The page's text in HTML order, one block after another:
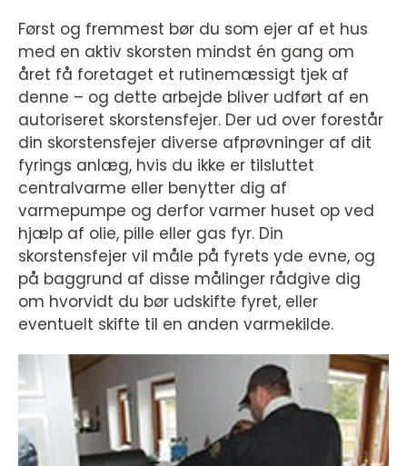
Først og fremmest bør du som ejer af et hus
med en aktiv skorsten mindst én gang om
året få foretaget et rutinemæssigt tjek af
denne – og dette arbejde bliver udført af en
autoriseret skorstensfejer. Der ud over forestår
din skorstensfejer diverse afprøvninger af dit
fyrings anlæg, hvis du ikke er tilsluttet
centralvarme eller benytter dig af
varmepumpe og derfor varmer huset op ved
hjælp af olie, pille eller gas fyr. Din
skorstensfejer vil måle på fyrets yde evne, og
på baggrund af disse målinger rådgive dig
om hvorvidt du bør udskifte fyret, eller
eventuelt skifte til en anden varmekilde.